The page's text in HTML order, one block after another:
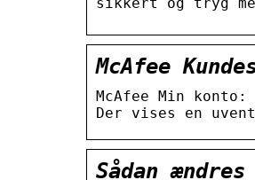
McAfee
McAfee Min
Der vises en
Sådan